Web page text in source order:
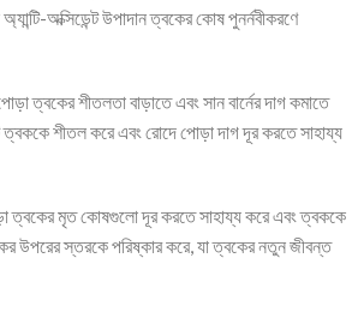
অক্সিডেন্ট উপাদান ত্বকের কোষ পুনর্নবীকরণে
ত্বকের শীতলতা বাড়াতে এবং সান বার্নের দাগ কমাতে
ত্বককে শীতল করে এবং রোদে পোড়া দাগ দূর করতে সাহায্য
ত্বকের মৃত কোষগুলো দূর করতে সাহায্য করে এবং ত্বককে
উপরের স্তরকে পরিষ্কার করে, যা ত্বকের নতুন জীবন্ত